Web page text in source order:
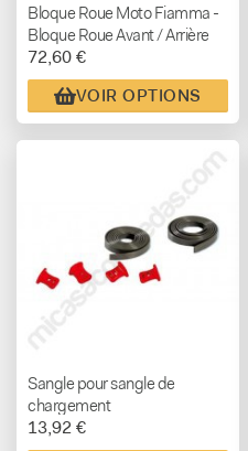
Bloque Roue Moto Fiamma -
Bloque Roue Avant / Arrière
72,60 €
VOIR OPTIONS
Sangle pour sangle de
chargement
13,92 €